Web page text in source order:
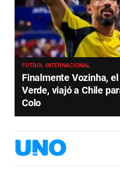
FÚTBOL INTERNACIONAL
Finalmente Vozinha,
Verde, viajó a Chile
Colo